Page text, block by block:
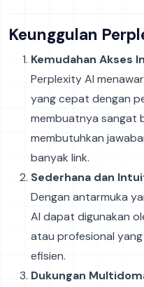
Keunggulan
Kemudahan Akses
Perplexity AI
yang cepat dengan
membuatnya sangat
membutuhkan
banyak link.
Sederhana dan
Dengan antarmuka
AI dapat digunakan
atau profesional
efisien.
Dukungan